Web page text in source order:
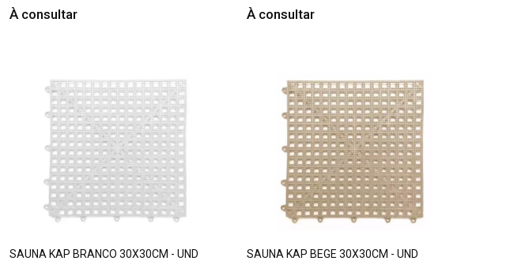
À consultar À consultar
SAUNA KAP BRANCO 30X30CM - UND SAUNA KAP BEGE 30X30CM - UND